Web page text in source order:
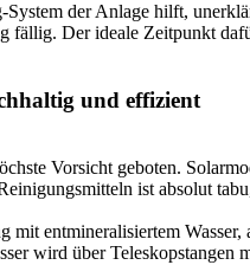
der Anlage hilft,
fällig. Der ideale Zeitpunkt
und effizient
Vorsicht geboten.
ist absolut
entmineralisiertem
wird über